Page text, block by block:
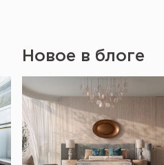
Новое в блоге